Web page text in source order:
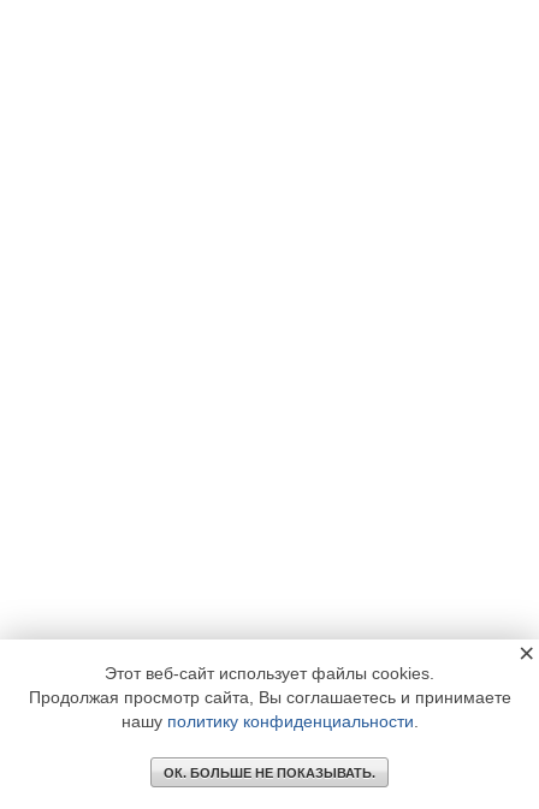
Этот веб-сайт использует файлы cookies.
Продолжая просмотр сайта, Вы соглашаетесь и принимаете
нашу политику конфиденциальности
ОК. БОЛЬШЕ НЕ ПОКАЗЫВАТЬ.
×